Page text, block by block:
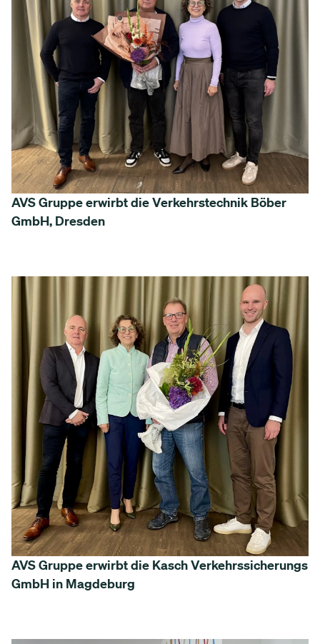
AVS Gruppe erwirbt die Verkehrstechnik Böber
GmbH, Dresden
AVS Gruppe erwirbt die Kasch Verkehrssicherungs
GmbH in Magdeburg